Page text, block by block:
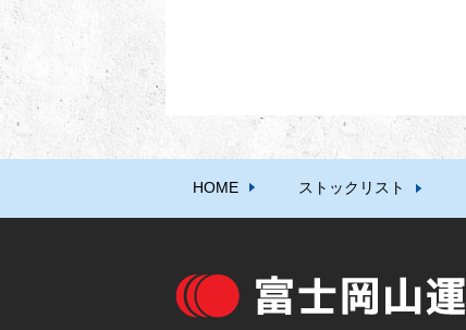
HOME ストックリスト